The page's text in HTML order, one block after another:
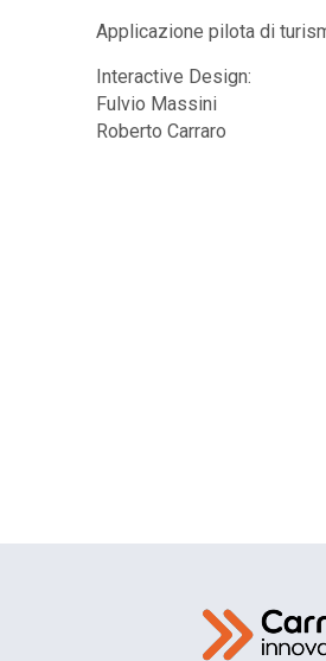
Applicazione pilota di
Interactive Design:
Fulvio Massini
Roberto Carraro